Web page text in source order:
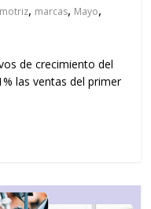
, marcas, Mayo,
de crecimiento del
las ventas del primer